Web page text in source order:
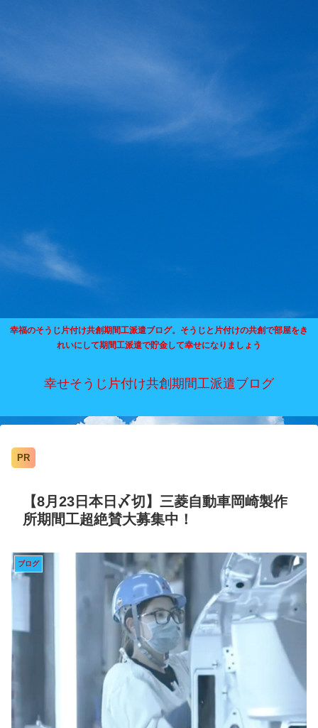
幸福のそうじ片付け共創期間工派遣ブログ。そうじと片付けの共創で部屋をき
れいにして期間工派遣で貯金して幸せになりましょう
幸せそうじ片付け共創期間工派遣ブログ
PR
【8月23日本日〆切】三菱自動車岡崎製作
所期間工超絶賛大募集中！
ブログ